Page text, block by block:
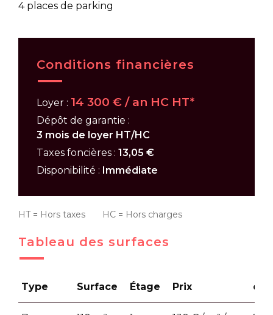
4 places de parking
Conditions financières
Loyer : 14 300 € / an HC HT*
Dépôt de garantie :
3 mois de loyer HT/HC
Taxes foncières : 13,05 €
Disponibilité : Immédiate
HT = Hors taxes HC = Hors charges
Tableau des surfaces
Type Surface Étage Prix